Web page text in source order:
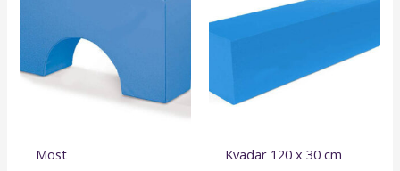
Most Kvadar 120 x 30 cm